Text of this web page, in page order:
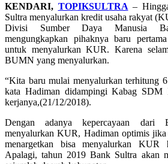
KENDARI, TOPIKSULTRA –
Sultra menyalurkan kredit usaha rakyat
Divisi Sumber Daya Manusia
mengungkapkan pihaknya baru
untuk menyalurkan KUR. Karena
BUMN yang menyalurkan.
“Kita baru mulai menyalurkan terhitung
kata Hadiman didampingi Kabag
kerjanya,(21/12/2018).
Dengan adanya kepercayaan dari
menyalurkan KUR, Hadiman optimis
menargetkan bisa menyalurkan
Apalagi, tahun 2019 Bank Sultra akan